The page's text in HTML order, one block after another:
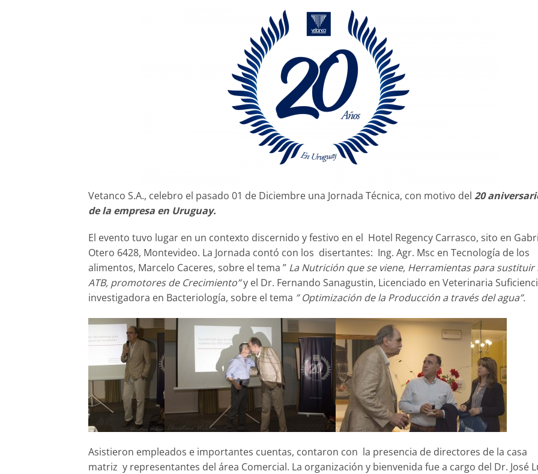
Vetanco S.A., celebro el pasado 01 de Diciembre una Jornada Técnica, con motivo del 20
de la empresa en Uruguay.
El evento tuvo lugar en un contexto discernido y festivo en el Hotel Regency Carrasco, sito en
Otero 6428, Montevideo. La Jornada contó con los disertantes: Ing. Agr. Msc en Tecnología de los
alimentos, Marcelo Caceres, sobre el tema ” La Nutrición que se viene, Herramientas para sustituir
ATB, promotores de Crecimiento”y el Dr. Fernando Sanagustin, Licenciado en Veterinaria
investigadora en Bacteriología, sobre el tema ” Optimización de la Producción a través del agua”.
Asistieron empleados e importantes cuentas, contaron con la presencia de directores de la casa
matriz y representantes del área Comercial. La organización y bienvenida fue a cargo del Dr. José